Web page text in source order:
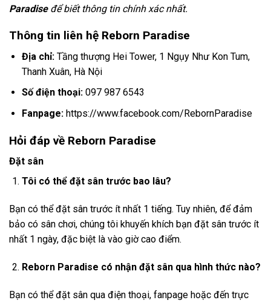
Paradiseđể biết thông tin chính xác nhất.
Thông tin liên hệ Reborn Paradise
Địa chỉ:Tầng thượng Hei Tower, 1 Ngụy Như Kon Tum,
Thanh Xuân, Hà Nội
Số điện thoại:097 987 6543
Fanpage: https://www.facebook.com/RebornParadise
Hỏi đáp về Reborn Paradise
Đặt sân
Tôi có thể đặt sân trước bao lâu?
Bạn có thể đặt sân trước ít nhất 1 tiếng. Tuy nhiên, để đảm
bảo có sân chơi, chúng tôi khuyến khích bạn đặt sân trước ít
nhất 1 ngày, đặc biệt là vào giờ cao điểm.
Reborn Paradise có nhận đặt sân qua hình thức nào?
Bạn có thể đặt sân qua điện thoại, fanpage hoặc đến trực